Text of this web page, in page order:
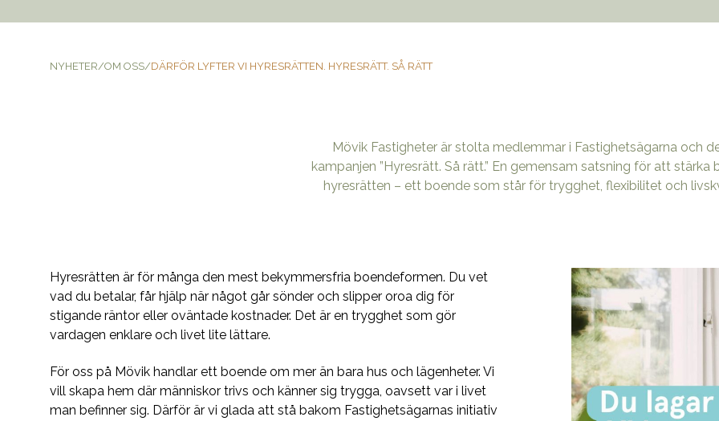
NYHETER/OM OSS/DÄRFÖR LYFTER VI HYRESRÄTTEN. HYRESRÄTT. SÅ RÄTT
Mövik Fastigheter är stolta medlemmar i Fastighetsägarna och
kampanjen ”Hyresrätt. Så rätt.” En gemensam satsning för att stärka
hyresrätten – ett boende som står för trygghet, flexibilitet och
Hyresrätten är för många den mest bekymmersfria boendeformen. Du vet
vad du betalar, får hjälp när något går sönder och slipper oroa dig för
stigande räntor eller oväntade kostnader. Det är en trygghet som gör
vardagen enklare och livet lite lättare.
För oss på Mövik handlar ett boende om mer än bara hus och lägenheter. Vi
vill skapa hem där människor trivs och känner sig trygga, oavsett var i livet
man befinner sig. Därför är vi glada att stå bakom Fastighetsägarnas initiativ